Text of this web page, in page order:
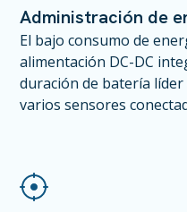
Administración de
El bajo consumo de
alimentación DC-DC
duración de batería
varios sensores